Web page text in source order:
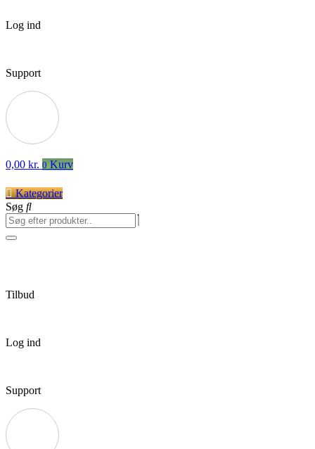
Log ind
Support
0,00 kr. 0 Kurv
Kategorier
Søg
Tilbud
Log ind
Support